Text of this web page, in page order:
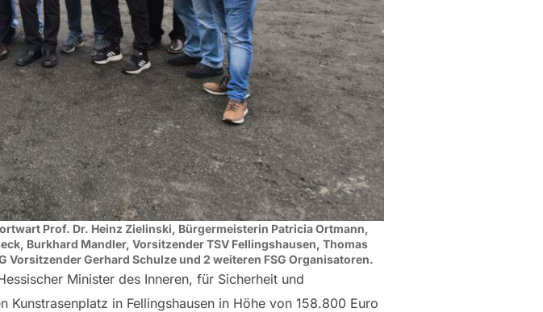
Prof. Dr. Heinz Zielinski, Bürgermeisterin Patricia Ortmann,
Burkhard Mandler, Vorsitzender TSV Fellingshausen, Thomas
Vorsitzender Gerhard Schulze und 2 weiteren FSG Organisatoren.
Minister des Inneren, für Sicherheit und
in Fellingshausen in Höhe von 158.800 Euro